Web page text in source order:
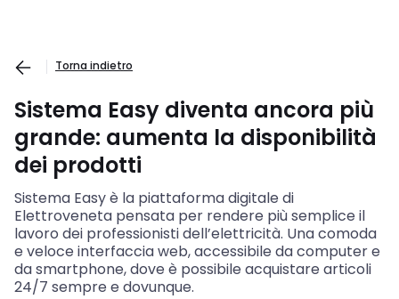
Torna indietro
Sistema Easy diventa ancora più
grande: aumenta la disponibilità
dei prodotti
Sistema Easy è la piattaforma digitale di
Elettroveneta pensata per rendere più semplice il
lavoro dei professionisti dell’elettricità. Una comoda
e veloce interfaccia web, accessibile da computer e
da smartphone, dove è possibile acquistare articoli
24/7 sempre e dovunque.